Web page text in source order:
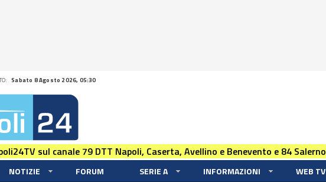
Sabato 8 Agosto 2026, 05:30
sul canale 79 DTT Napoli, Caserta, Avellino e Benevento e 84 Salerno
NOTIZIE FORUM SERIE A INFORMAZIONI WEB TV